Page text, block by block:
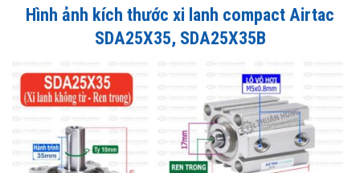
Hình ảnh kích thước xi lanh compact Airtac
SDA25X35, SDA25X35B